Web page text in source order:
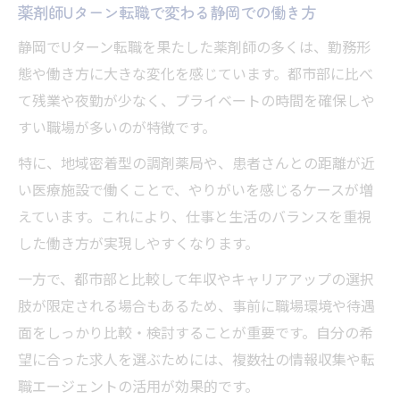
薬剤師転職で移住支援申請時に注意すべき
点
優良職場と転職応募数の最適な選び方
薬剤師が静岡で優良職場を見極めるポイン
ト
薬剤師転職で応募数を最適化する判断基準
薬剤師は転職で何社受けるべきか徹底解説
薬剤師が優良職場を見抜くための比較視点
薬剤師Uターン転職で後悔しない職場選び
働きやすさ重視で見極める静岡薬剤師転職
薬剤師が働きやすい静岡の職場条件とは何
か
薬剤師転職で福利厚生や通勤を重視する理
由
薬剤師Uターン転職で変わる静岡での働き方
静岡でUターン転職を果たした薬剤師の多くは、勤務形
態や働き方に大きな変化を感じています。都市部に比べ
て残業や夜勤が少なく、プライベートの時間を確保しや
すい職場が多いのが特徴です。
特に、地域密着型の調剤薬局や、患者さんとの距離が近
い医療施設で働くことで、やりがいを感じるケースが増
えています。これにより、仕事と生活のバランスを重視
した働き方が実現しやすくなります。
一方で、都市部と比較して年収やキャリアアップの選択
肢が限定される場合もあるため、事前に職場環境や待遇
面をしっかり比較・検討することが重要です。自分の希
望に合った求人を選ぶためには、複数社の情報収集や転
職エージェントの活用が効果的です。